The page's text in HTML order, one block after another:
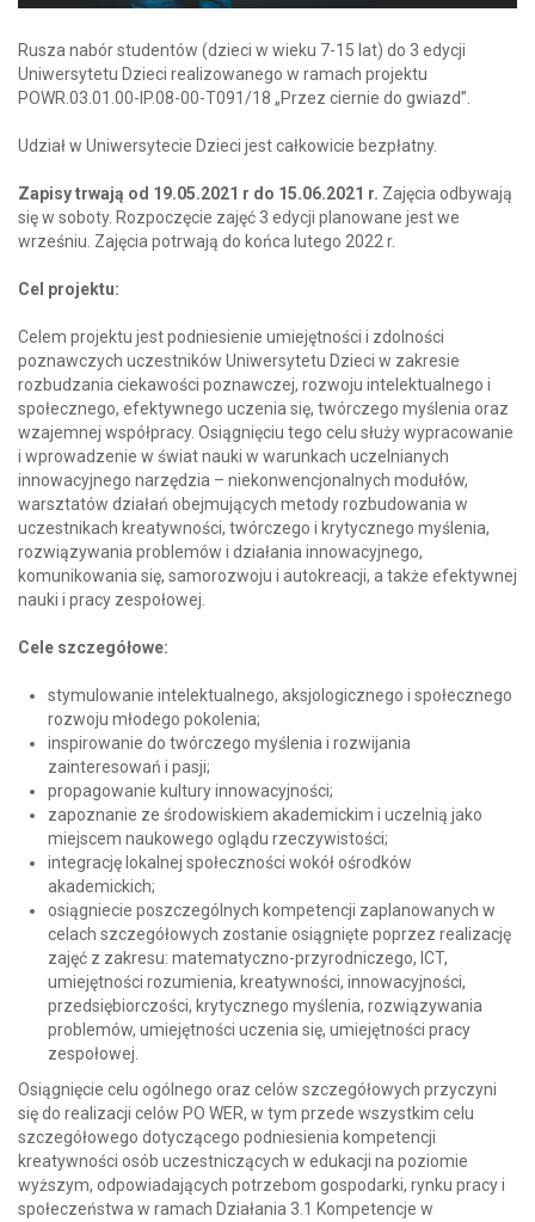
Rusza nabór studentów (dzieci w wieku 7-15 lat) do 3 edycji
Uniwersytetu Dzieci realizowanego w ramach projektu
POWR.03.01.00-IP.08-00-T091/18 „Przez ciernie do gwiazd”.
Udział w Uniwersytecie Dzieci jest całkowicie bezpłatny.
Zapisy trwają od 19.05.2021 r do 15.06.2021 r. Zajęcia odbywają
się w soboty. Rozpoczęcie zajęć 3 edycji planowane jest we
wrześniu. Zajęcia potrwają do końca lutego 2022 r.
Cel projektu:
Celem projektu jest podniesienie umiejętności i zdolności
poznawczych uczestników Uniwersytetu Dzieci w zakresie
rozbudzania ciekawości poznawczej, rozwoju intelektualnego i
społecznego, efektywnego uczenia się, twórczego myślenia oraz
wzajemnej współpracy. Osiągnięciu tego celu służy wypracowanie
i wprowadzenie w świat nauki w warunkach uczelnianych
innowacyjnego narzędzia – niekonwencjonalnych modułów,
warsztatów działań obejmujących metody rozbudowania w
uczestnikach kreatywności, twórczego i krytycznego myślenia,
rozwiązywania problemów i działania innowacyjnego,
komunikowania się, samorozwoju i autokreacji, a także efektywnej
nauki i pracy zespołowej.
Cele szczegółowe:
stymulowanie intelektualnego, aksjologicznego i społecznego
rozwoju młodego pokolenia;
inspirowanie do twórczego myślenia i rozwijania
zainteresowań i pasji;
propagowanie kultury innowacyjności;
zapoznanie ze środowiskiem akademickim i uczelnią jako
miejscem naukowego oglądu rzeczywistości;
integrację lokalnej społeczności wokół ośrodków
akademickich;
osiągniecie poszczególnych kompetencji zaplanowanych w
celach szczegółowych zostanie osiągnięte poprzez realizację
zajęć z zakresu: matematyczno-przyrodniczego, ICT,
umiejętności rozumienia, kreatywności, innowacyjności,
przedsiębiorczości, krytycznego myślenia, rozwiązywania
problemów, umiejętności uczenia się, umiejętności pracy
zespołowej.
Osiągnięcie celu ogólnego oraz celów szczegółowych przyczyni
się do realizacji celów PO WER, w tym przede wszystkim celu
szczegółowego dotyczącego podniesienia kompetencji
kreatywności osób uczestniczących w edukacji na poziomie
wyższym, odpowiadających potrzebom gospodarki, rynku pracy i
społeczeństwa w ramach Działania 3.1 Kompetencje w